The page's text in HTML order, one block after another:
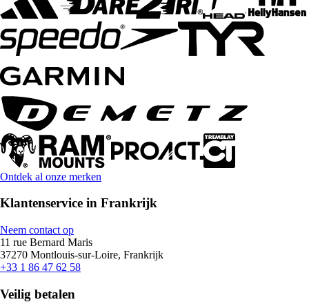
Ontdek al onze merken
Klantenservice in Frankrijk
Neem contact op
11 rue Bernard Maris
37270 Montlouis-sur-Loire, Frankrijk
+33 1 86 47 62 58
Veilig betalen